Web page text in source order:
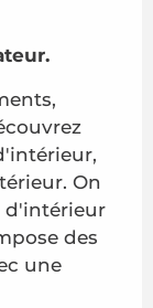
On
d'intérieur
des
une